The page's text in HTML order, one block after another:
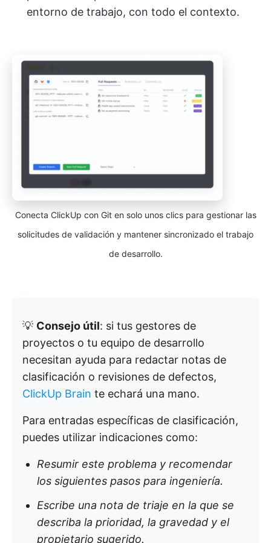
entorno de trabajo, con todo el contexto.
Conecta ClickUp con Git en solo unos clics para gestionar las
solicitudes de validación y mantener sincronizado el trabajo
de desarrollo.
💡 Consejo útil: si tus gestores de
proyectos o tu equipo de desarrollo
necesitan ayuda para redactar notas de
clasificación o revisiones de defectos,
ClickUp Brain te echará una mano.
Para entradas específicas de clasificación,
puedes utilizar indicaciones como:
Resumir este problema y recomendar
los siguientes pasos para ingeniería.
Escribe una nota de triaje en la que se
describa la prioridad, la gravedad y el
propietario sugerido.